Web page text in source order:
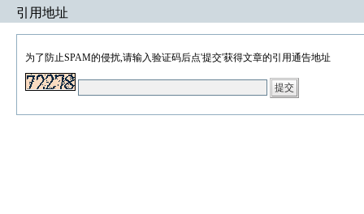
引用地址
为了防止SPAM的侵扰,请输入验证码后点'提交'获得文章的引用通告地址